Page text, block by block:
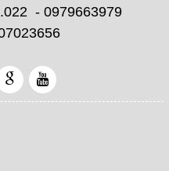
- 0979663979